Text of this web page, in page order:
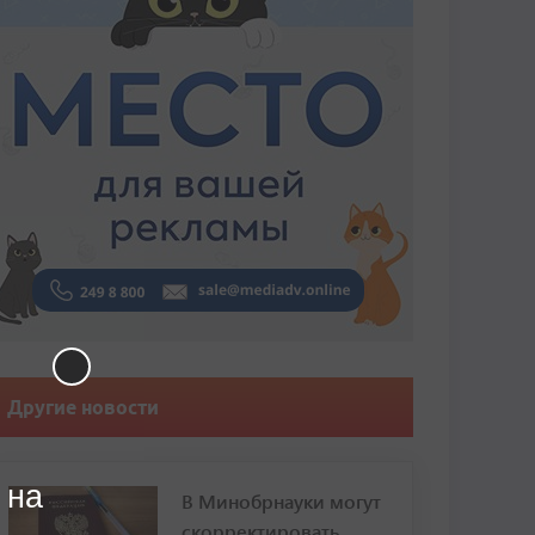
Другие новости
В Минобрнауки могут